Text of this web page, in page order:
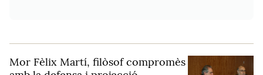
Mor Fèlix Martí, filòsof compromès